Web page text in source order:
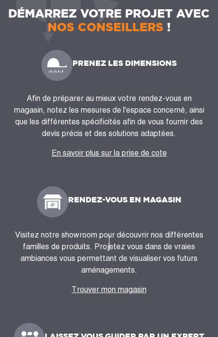
DÉMARREZ VOTRE PROJET AVEC
NOS CONSEILLERS !
PRENEZ LES DIMENSIONS
Afin de préparer au mieux votre rendez-vous en
magasin, notez les mesures de l'espace concerné, ainsi
que les différentes spécificités afin de vous fournir des
devis précis et des solutions adaptées.
En savoir plus sur la prise de cote
RENDEZ-VOUS EN MAGASIN
Visitez notre showroom pour découvrir nos différentes
familles de produits. Projetez vous dans de vraies
ambiances vous permettant de visualiser vos futurs
aménagements.
Trouver mon magasin